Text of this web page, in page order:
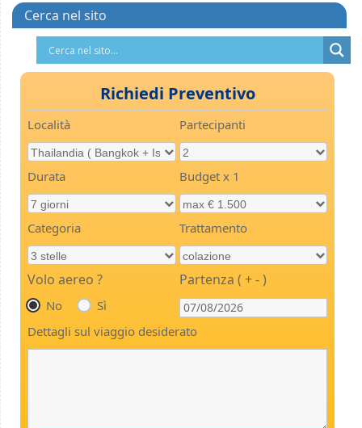
Cerca nel sito
Richiedi Preventivo
Località Partecipanti
Durata Budget x 1
Categoria Trattamento
Volo aereo ?
No Sì
Partenza ( + - )
Dettagli sul viaggio desiderato